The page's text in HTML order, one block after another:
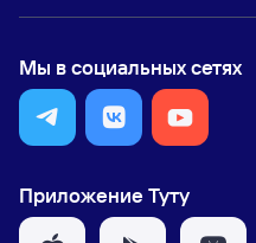
Мы в социальных сетях
Приложение Туту